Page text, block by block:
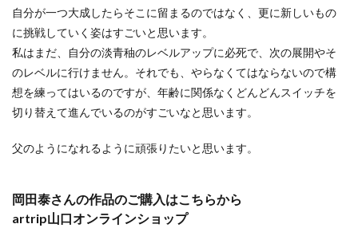
自分が一つ大成したらそこに留まるのではなく、更に新しいもの
に挑戦していく姿はすごいと思います。
私はまだ、自分の淡青秞のレベルアップに必死で、次の展開やそ
のレベルに行けません。それでも、やらなくてはならないので構
想を練ってはいるのですが、年齢に関係なくどんどんスイッチを
切り替えて進んでいるのがすごいなと思います。
父のようになれるように頑張りたいと思います。
岡田泰さんの作品のご購入はこちらから
artrip山口オンラインショップ